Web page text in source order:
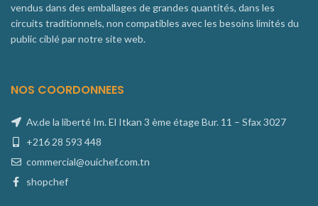
vendus dans des emballages de grandes quantités, dans les
circuits traditionnels, non compatibles avec les besoins limités du
public ciblé par notre site web.
NOS COORDONNEES
Av.de la liberté Im. El Itkan 3 ème étage Bur. 11 – Sfax 3027
+216 28 593 448
commercial@ouichef.com.tn
shopchef